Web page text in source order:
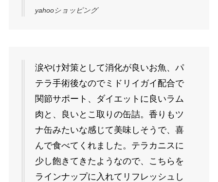
yahooショッピング
涙やけ対策として消化が良いお魚、パ
テラ手術後なのでミドリイガイ配合で
関節サポート、ダイエットに良いラム
肉と、良いとこ取りの缶詰。香りもツ
ナ缶みたいな感じて美味しそうで、喜
んで食べてくれました。テラカニスに
少し飽きてきたようなので、こちらを
ラインナップに入れてリフレッシュし